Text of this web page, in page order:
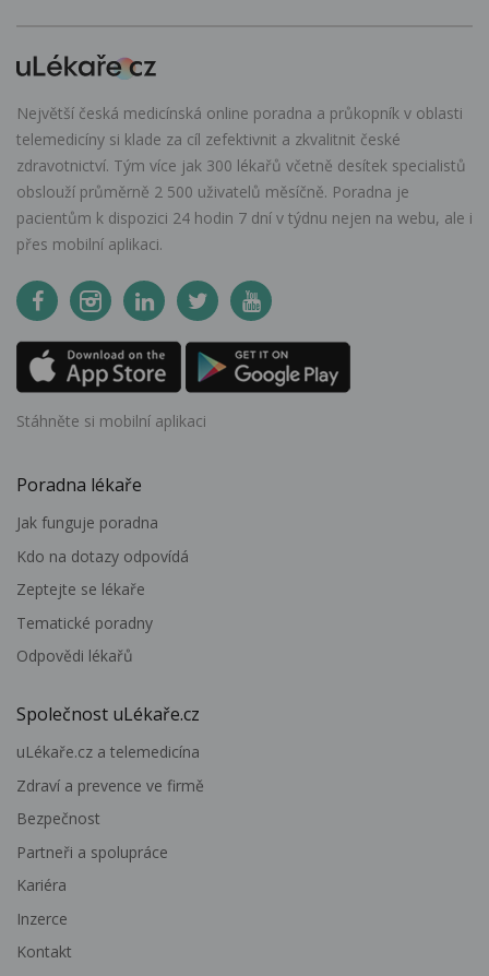
Největší česká medicínská online poradna a průkopník v oblasti
telemedicíny si klade za cíl zefektivnit a zkvalitnit české
zdravotnictví. Tým více jak 300 lékařů včetně desítek specialistů
obslouží průměrně 2 500 uživatelů měsíčně. Poradna je
pacientům k dispozici 24 hodin 7 dní v týdnu nejen na webu, ale i
přes mobilní aplikaci.
Stáhněte si mobilní aplikaci
Poradna lékaře
Jak funguje poradna
Kdo na dotazy odpovídá
Zeptejte se lékaře
Tematické poradny
Odpovědi lékařů
Společnost uLékaře.cz
uLékaře.cz a telemedicína
Zdraví a prevence ve firmě
Bezpečnost
Partneři a spolupráce
Kariéra
Inzerce
Kontakt